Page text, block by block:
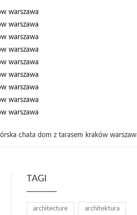
TAGI
architecture architektura